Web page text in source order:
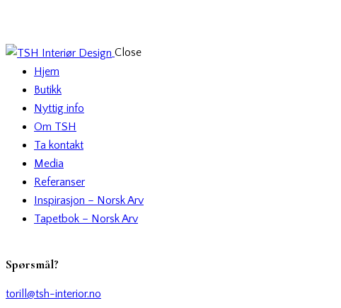
Close
Hjem
Butikk
Nyttig info
Om TSH
Ta kontakt
Media
Referanser
Inspirasjon – Norsk Arv
Tapetbok – Norsk Arv
Spørsmål?
torill@tsh-interior.no